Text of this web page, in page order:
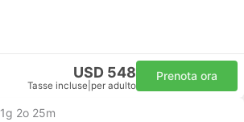
USD 548
Tasse incluse per adulto
Prenota ora
1g 2o 25m